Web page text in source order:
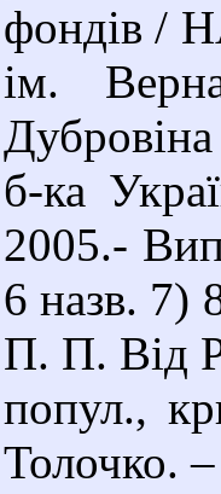
фондів /
ім.
б-ка
2005.-
6 назв. 7)
П. П. Від
попул.,
Толочко.